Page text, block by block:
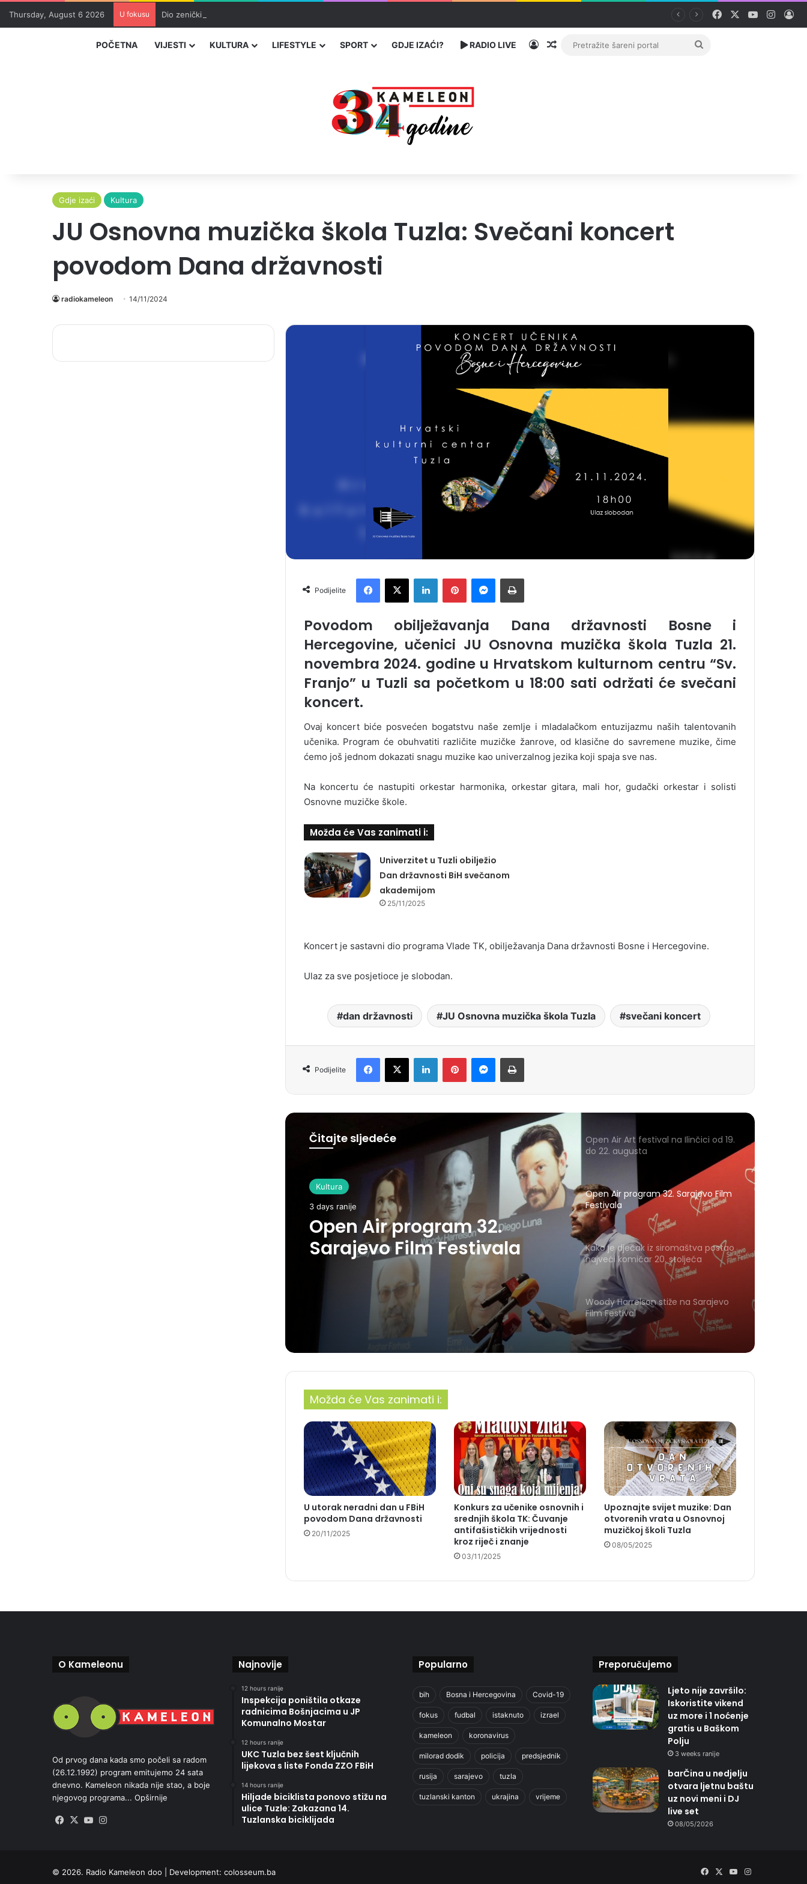
Thursday, August 6 2026 U fokusu Dio zeničkih rudara u jami zbog neisplaćenih plata i problema sa zdravstvenim knjižicama Facebook YouTube
POČETNA VIJESTI KULTURA LIFESTYLE SPORT GDJE IZAĆI? RADIO LIVE PrijavaRandom članak
Pretražite
Gdje izaći Kultura
JU Osnovna muzička škola Tuzla: Svečani koncert
povodom Dana državnosti
radiokameleon 14/11/2024
Podijelite
Povodom obilježavanja Dana državnosti Bosne i
Hercegovine, učenici JU Osnovna muzička škola Tuzla 21.
novembra 2024. godine u Hrvatskom kulturnom centru “Sv.
Franjo” u Tuzli sa početkom u 18:00 sati održati će svečani
koncert.
Ovaj koncert biće posvećen bogatstvu naše zemlje i mladalačkom entuzijazmu naših talentovanih
učenika. Program će obuhvatiti različite muzičke žanrove, od klasične do savremene muzike, čime
ćemo još jednom dokazati snagu muzike kao univerzalnog jezika koji spaja sve nas.
Na koncertu će nastupiti orkestar harmonika, orkestar gitara, mali hor, gudački orkestar i solisti
Osnovne muzičke škole.
Možda će Vas zanimati i:
Univerzitet u Tuzli obilježio
Dan državnosti BiH svečanom
akademijom
25/11/2025
Koncert je sastavni dio programa Vlade TK, obilježavanja Dana državnosti Bosne i Hercegovine.
Ulaz za sve posjetioce je slobodan.
dan državnosti JU Osnovna muzička škola Tuzla svečani koncert
Podijelite
Čitajte sljedeće
Kultura
3 days ranije
Open Air program 32.
Sarajevo Film Festivala
Open Air Art festival na Ilinčici od 19.
do 22. augusta
Open Air program 32. Sarajevo Film
Festivala
Kako je dječak iz siromaštva postao
najveći komičar 20. stoljeća
Woody Harrelson stiže na Sarajevo
Film Festival
Možda će Vas zanimati i:
U utorak neradni dan u FBiH
povodom Dana državnosti
20/11/2025
Konkurs za učenike osnovnih i
srednjih škola TK: Čuvanje
antifašističkih vrijednosti
kroz riječ i znanje
03/11/2025
Upoznajte svijet muzike: Dan
otvorenih vrata u Osnovnoj
muzičkoj školi Tuzla
08/05/2025
O Kameleonu
Od prvog dana kada smo počeli sa radom
(26.12.1992) program emitujemo 24 sata
dnevno. Kameleon nikada nije stao, a boje
njegovog programa... Opširnije
Facebook
X YouTube
Najnovije
12 hours ranije
Inspekcija poništila otkaze
radnicima Bošnjacima u JP
Komunalno Mostar
12 hours ranije
UKC Tuzla bez šest ključnih
lijekova s liste Fonda ZZO FBiH
14 hours ranije
Hiljade biciklista ponovo stižu na
ulice Tuzle: Zakazana 14.
Tuzlanska biciklijada
Popularno
bih Bosna i Hercegovina Covid-19
fokus fudbal istaknuto izrael
kameleon koronavirus
milorad dodik policija predsjednik
rusija sarajevo tuzla
tuzlanski kanton ukrajina vrijeme
Preporučujemo
Ljeto nije završilo:
Iskoristite vikend
uz more i 1 noćenje
gratis u Baškom
Polju
3 weeks ranije
barČina u nedjelju
otvara ljetnu baštu
uz novi meni i DJ
live set
08/05/2026
© 2026. Radio Kameleon doo | Development: colosseum.ba FacebookYouTubeInstagram